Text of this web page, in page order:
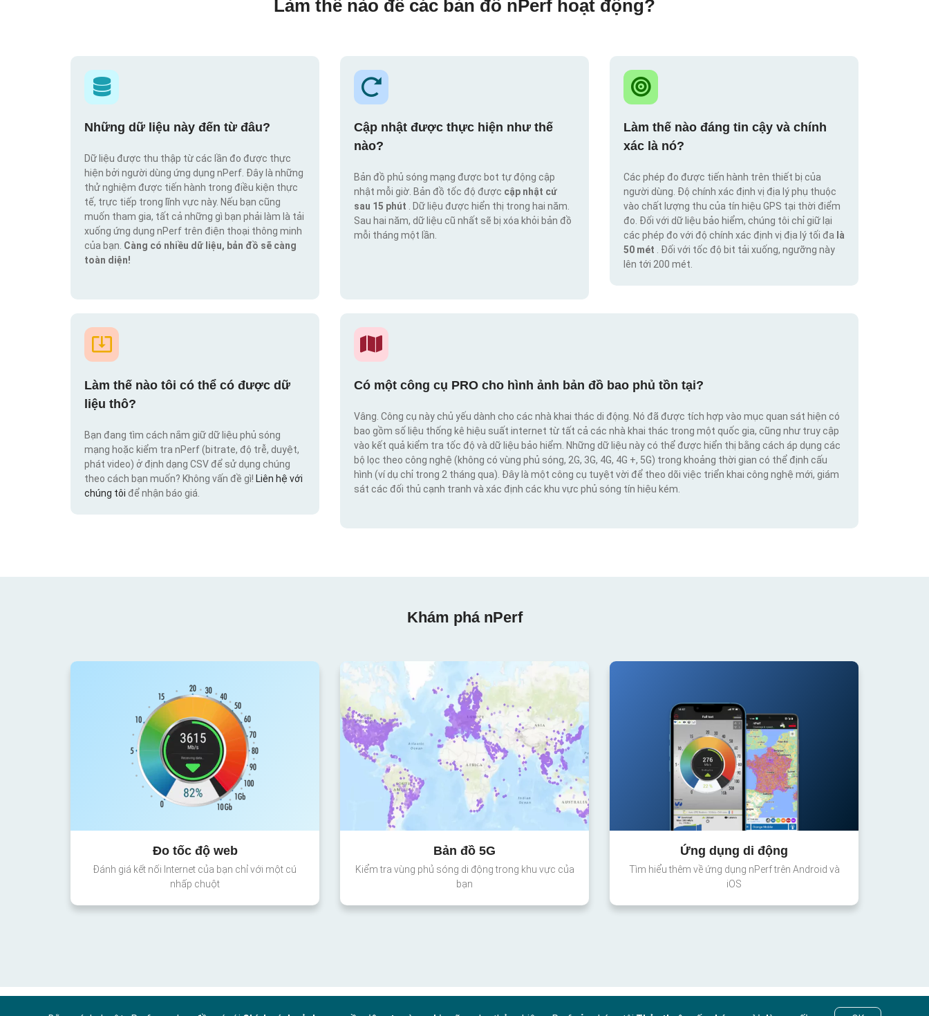
Làm thế nào để các bản đồ nPerf hoạt động?
Những dữ liệu này đến từ đâu?
Dữ liệu được thu thập từ các lần đo được thực
hiện bởi người dùng ứng dụng nPerf. Đây là những
thử nghiệm được tiến hành trong điều kiện thực
tế, trực tiếp trong lĩnh vực này. Nếu bạn cũng
muốn tham gia, tất cả những gì bạn phải làm là tải
xuống ứng dụng nPerf trên điện thoại thông minh
của bạn. Càng có nhiều dữ liệu, bản đồ sẽ càng
toàn diện!
Cập nhật được thực hiện như thế
nào?
Bản đồ phủ sóng mạng được bot tự động cập
nhật mỗi giờ. Bản đồ tốc độ được cập nhật cứ
sau 15 phút
. Dữ liệu được hiển thị trong hai năm.
Sau hai năm, dữ liệu cũ nhất sẽ bị xóa khỏi bản đồ
mỗi tháng một lần.
Làm thế nào đáng tin cậy và chính
xác là nó?
Các phép đo được tiến hành trên thiết bị của
người dùng. Độ chính xác định vị địa lý phụ thuộc
vào chất lượng thu của tín hiệu GPS tại thời điểm
đo. Đối với dữ liệu bảo hiểm, chúng tôi chỉ giữ lại
các phép đo với độ chính xác định vị địa lý tối đa là
50 mét
. Đối với tốc độ bit tải xuống, ngưỡng này
lên tới 200 mét.
Làm thế nào tôi có thể có được dữ
liệu thô?
Bạn đang tìm cách nắm giữ dữ liệu phủ sóng
mạng hoặc kiểm tra nPerf (bitrate, độ trễ, duyệt,
phát video) ở định dạng CSV để sử dụng chúng
theo cách bạn muốn? Không vấn đề gì! Liên hệ với
chúng tôi để nhận báo giá.
Có một công cụ PRO cho hình ảnh bản đồ bao phủ tồn tại?
Vâng. Công cụ này chủ yếu dành cho các nhà khai thác di động. Nó đã được tích hợp vào mục quan sát hiện có
bao gồm số liệu thống kê hiệu suất internet từ tất cả các nhà khai thác trong một quốc gia, cũng như truy cập
vào kết quả kiểm tra tốc độ và dữ liệu bảo hiểm. Những dữ liệu này có thể được hiển thị bằng cách áp dụng các
bộ lọc theo công nghệ (không có vùng phủ sóng, 2G, 3G, 4G, 4G +, 5G) trong khoảng thời gian có thể định cấu
hình (ví dụ chỉ trong 2 tháng qua). Đây là một công cụ tuyệt vời để theo dõi việc triển khai công nghệ mới, giám
sát các đối thủ cạnh tranh và xác định các khu vực phủ sóng tín hiệu kém.
Khám phá nPerf
Đo tốc độ web
Đánh giá kết nối Internet của bạn chỉ với một cú
nhấp chuột
Bản đồ 5G
Kiểm tra vùng phủ sóng di động trong khu vực của
bạn
Ứng dụng di động
Tìm hiểu thêm về ứng dụng nPerf trên Android và
iOS